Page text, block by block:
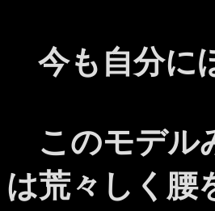
今も自分に
このモデル
は荒々しく腰